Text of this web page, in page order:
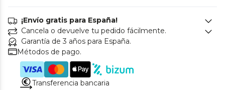
¡Envío gratis para España!
Cancela o devuelve tu pedido fácilmente.
Garantía de 3 años para España.
Métodos de pago.
Transferencia bancaria